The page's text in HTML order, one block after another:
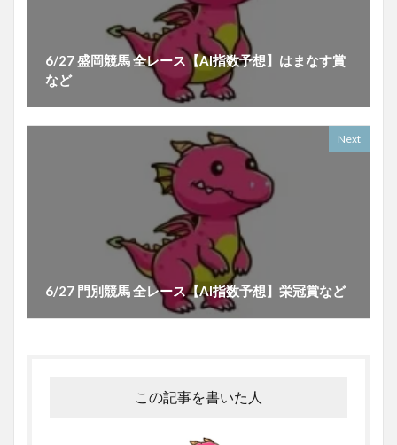
6/27 盛岡競馬 全レース【AI指数予想】はまなす賞
など
Next
6/27 門別競馬 全レース【AI指数予想】栄冠賞など
この記事を書いた人